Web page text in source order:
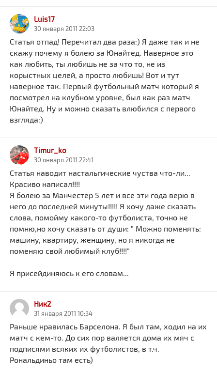
Luis17
30 января 2011 22:03
Статья отпад! Перечитал два раза:) Я даже так и не
скажу почему я болею за Юнайтед. Наверное это
как любить, ты любишь не за что то, не из
корыстных целей, а просто любишь! Вот и тут
наверное так. Первый футбольный матч который я
посмотрел на клубном уровне, был как раз матч
Юнайтед. Ну и можно сказать влюбился с первого
взгляда:)
Timur_ko
30 января 2011 22:41
Статья наводит настальгические чуства что-ли...
Красиво написал!!!!
Я болею за Манчестер 5 лет и все эти года верю в
него до последней минуты!!!!! Я хочу даже сказать
слова, помойму какого-то футболиста, точно не
помню,но хочу сказать от души: " Можно поменять:
машину, квартиру, женщину, но я никогда не
поменяю свой любимый клуб!!!!"
Я присейдиняюсь к его словам...
Ник2
31 января 2011 10:34
Раньше нравилась Барселона. Я был там, ходил на их
матч с кем-то. До сих пор валяется дома их мяч с
подписями всяких их футболистов, в т.ч.
Рональдиньо там есть)